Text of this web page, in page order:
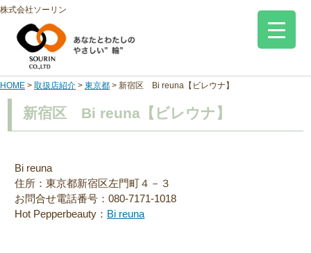
株式会社ソーリン
HOME > 取扱店紹介 > 東京都 > 新宿区 Bi reuna【ビレウナ】
新宿区 Bi reuna【ビレウナ】
Bi reuna
住所：東京都新宿区左門町４－３
お問合せ電話番号：080-7171-1018
Hot Pepperbeauty： Bi reuna